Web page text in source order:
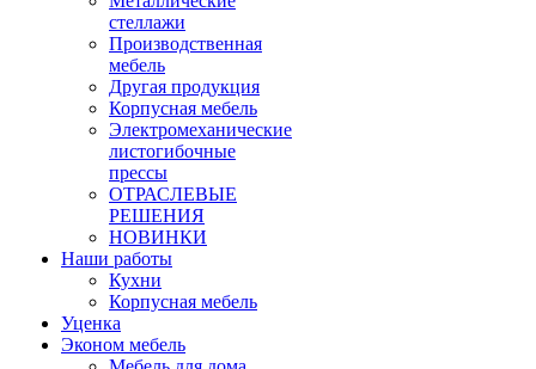
стеллажи
Производственная
мебель
Другая продукция
Корпусная мебель
Электромеханические
листогибочные
прессы
ОТРАСЛЕВЫЕ
РЕШЕНИЯ
НОВИНКИ
Наши работы
Кухни
Корпусная мебель
Уценка
Эконом мебель